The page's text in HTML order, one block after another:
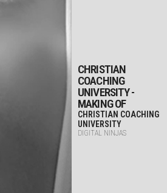
CHRISTIAN
COACHING
UNIVERSITY -
MAKING OF
CHRISTIAN COACHING
UNIVERSITY
DIGITAL NINJAS